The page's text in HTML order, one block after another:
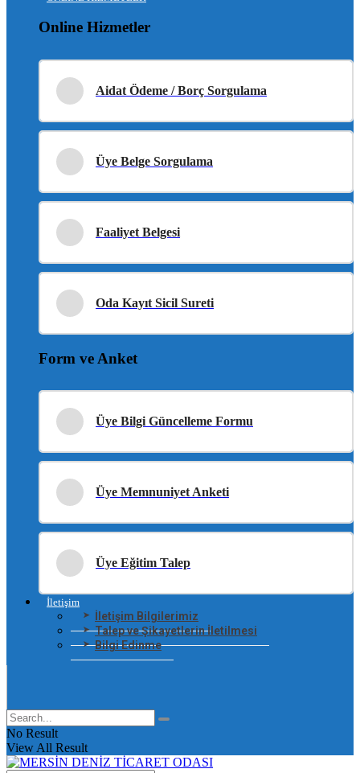
Online Hizmetler
Aidat Ödeme / Borç Sorgulama
Üye Belge Sorgulama
Faaliyet Belgesi
Oda Kayıt Sicil Sureti
Form ve Anket
Üye Bilgi Güncelleme Formu
Üye Memnuniyet Anketi
Üye Eğitim Talep
İletişim
İletişim Bilgilerimiz
Talep ve Şikayetlerin İletilmesi
Bilgi Edinme
No Result
View All Result